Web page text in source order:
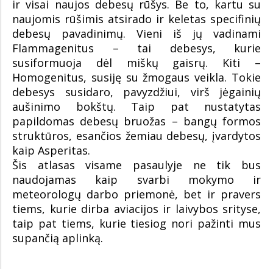
ir visai naujos debesų rūšys. Be to, kartu su
naujomis rūšimis atsirado ir keletas specifinių
debesų pavadinimų. Vieni iš jų vadinami
Flammagenitus – tai debesys, kurie
susiformuoja dėl miškų gaisrų. Kiti –
Homogenitus, susiję su žmogaus veikla. Tokie
debesys susidaro, pavyzdžiui, virš jėgainių
aušinimo bokštų. Taip pat nustatytas
papildomas debesų bruožas – bangų formos
struktūros, esančios žemiau debesų, įvardytos
kaip Asperitas.
Šis atlasas visame pasaulyje ne tik bus
naudojamas kaip svarbi mokymo ir
meteorologų darbo priemonė, bet ir pravers
tiems, kurie dirba aviacijos ir laivybos srityse,
taip pat tiems, kurie tiesiog nori pažinti mus
supančią aplinką.